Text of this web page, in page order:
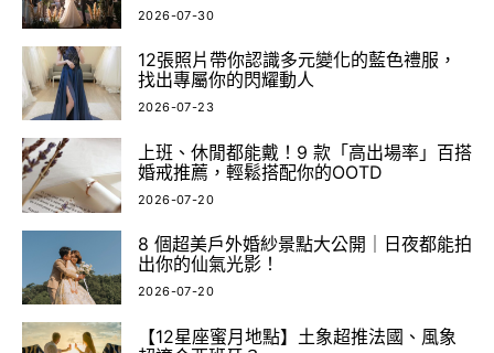
2026-07-30
12張照片帶你認識多元變化的藍色禮服，
找出專屬你的閃耀動人
2026-07-23
上班、休閒都能戴！9 款「高出場率」百搭
婚戒推薦，輕鬆搭配你的OOTD
2026-07-20
8 個超美戶外婚紗景點大公開｜日夜都能拍
出你的仙氣光影！
2026-07-20
【12星座蜜月地點】土象超推法國、風象